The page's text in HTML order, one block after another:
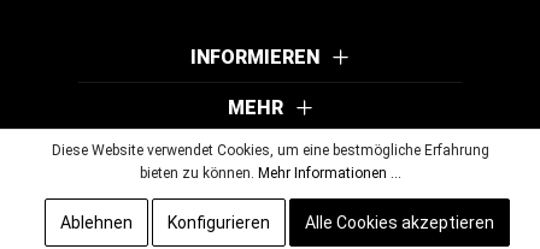
INFORMIEREN
MEHR
© 2026 Wutscher Optik GmbH & Co KG. Alle Rechte vorbehalten.
Diese Website verwendet Cookies, um eine bestmögliche Erfahrung
bieten zu können. Mehr Informationen ...
Ablehnen Konfigurieren Alle Cookies akzeptieren